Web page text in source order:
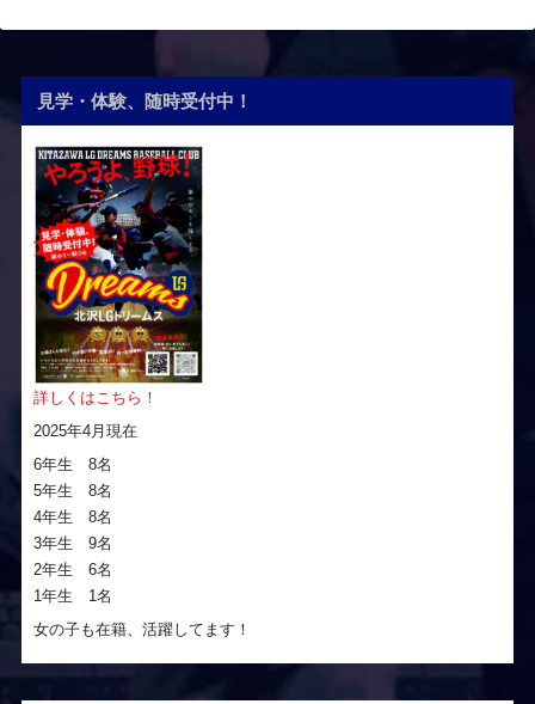
見学・体験、随時受付中！
詳しくはこちら！
2025年4月現在
6年生 8名
5年生 8名
4年生 8名
3年生 9名
2年生 6名
1年生 1名
女の子も在籍、活躍してます！